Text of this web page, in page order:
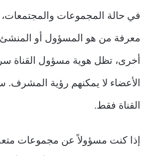
في حالة المجموعات والمجتمعات،
معرفة من هو المسؤول أو
أخرى، تظل هوية مسؤول القناة
الأعضاء لا يمكنهم رؤية
القناة فقط.
إذا كنت مسؤولاً عن مجموعات